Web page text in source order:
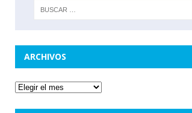
ARCHIVOS